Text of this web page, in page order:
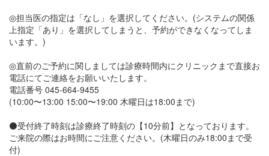
◎担当医の指定は「なし」を選択してください。(システムの関係
上指定「あり」を選択してしまうと、予約ができなくなってしま
います。)
◎直前のご予約に関しましては診療時間内にクリニックまで直接お
電話にてご連絡をお願いいたします。
電話番号 045-664-9455
(10:00〜13:00 15:00〜19:00 木曜日は18:00まで)
⚫️受付終了時刻は診療終了時刻の【10分前】となっております。
ご来院の際はお時間にご注意ください。(木曜日のみ18:00まで受
付)